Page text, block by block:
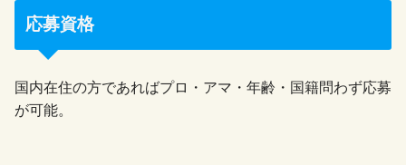
応募資格
国内在住の方であればプロ・アマ・年齢・国籍問わず応募
が可能。